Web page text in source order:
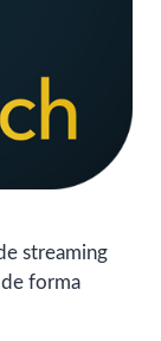
streaming
forma